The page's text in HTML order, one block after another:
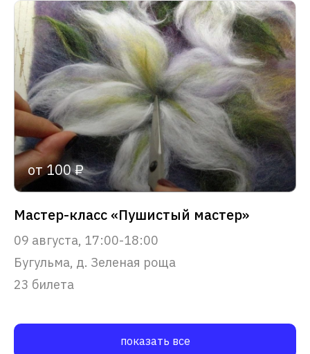
от 100 ₽
Мастер-класс «Пушистый мастер»
09 августа, 17:00-18:00
Бугульма, д. Зеленая роща
23 билета
показать все